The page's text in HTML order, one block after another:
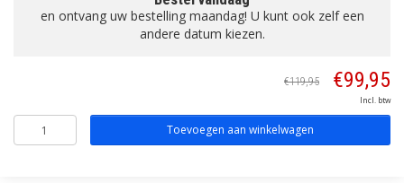
en ontvang uw bestelling maandag! U kunt ook zelf een
andere datum kiezen.
€119,95 €99,95
Incl. btw
Toevoegen aan winkelwagen